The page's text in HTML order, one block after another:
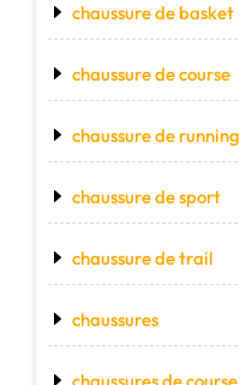
chaussure de basket
chaussure de course
chaussure de running
chaussure de sport
chaussure de trail
chaussures